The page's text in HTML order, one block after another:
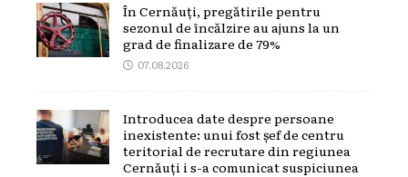
În Cernăuți, pregătirile pentru
sezonul de încălzire au ajuns la un
grad de finalizare de 79%
07.08.2026
Introducea date despre persoane
inexistente: unui fost șef de centru
teritorial de recrutare din regiunea
Cernăuți i s-a comunicat suspiciunea